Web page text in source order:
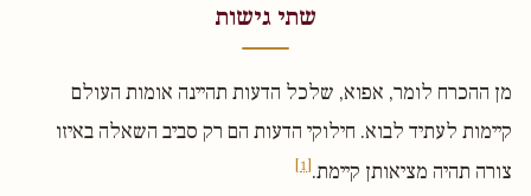
שתי גישות
מן ההכרח לומר, אפוא, שלכל הדעות תהיינה אומות העולם
קיימות לעתיד לבוא. חילוקי הדעות הם רק סביב השאלה באיזו
צורה תהיה מציאותן קיימת.[1]